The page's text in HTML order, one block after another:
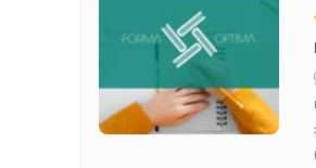
Назад